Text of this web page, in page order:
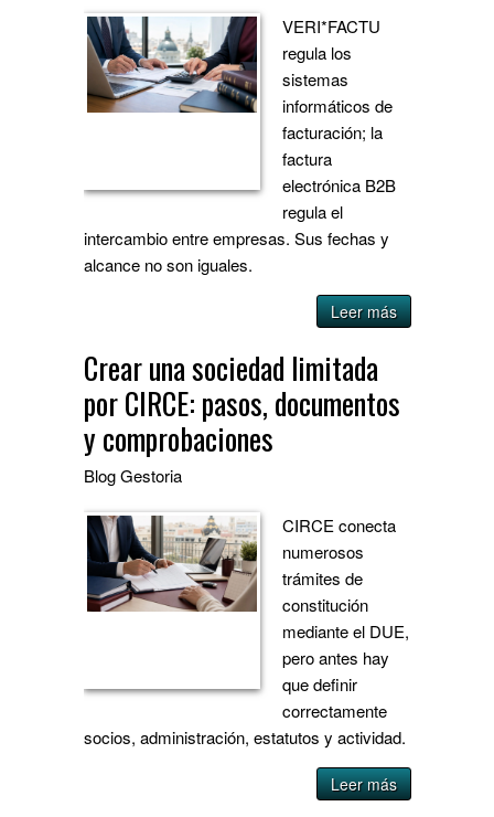
VERI*FACTU
regula los
sistemas
informáticos de
facturación; la
factura
electrónica B2B
regula el
intercambio entre empresas. Sus fechas y
alcance no son iguales.
Leer más
Crear una sociedad limitada
por CIRCE: pasos, documentos
y comprobaciones
BlogGestoria
CIRCE conecta
numerosos
trámites de
constitución
mediante el DUE,
pero antes hay
que definir
correctamente
socios, administración, estatutos y actividad.
Leer más